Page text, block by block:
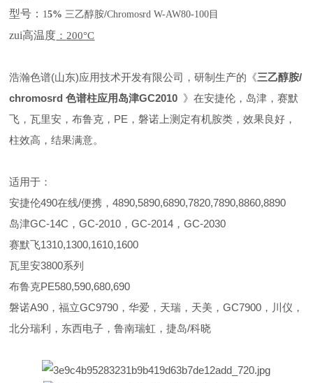
型号： 15%三乙醇胺/Chromosrd W-AW80-100目
zui高温度 ： 200°C
浩瀚色谱(山东)应用技术开发有限公司，研制生产的《三乙醇胺/
chromosrd 色谱柱应用岛津GC2010 》在安捷伦，岛津，赛默
飞，瓦里安，布鲁克，PE，磐诺上测定有机胺类，效果良好，
柱效高，结果满意。
适用于：
安捷伦490在线/便携，4890,5890,6890,7820,7890,8860,8890
岛津GC-14C，GC-2010，GC-2014，GC-2030
赛默飞1310,1300,1610,1600
瓦里安3800系列
布鲁克PE580,590,680,690
磐诺A90，福立GC9790，华爱，天瑞，天美，GC7900，川仪，
北分瑞利，东西电子，鲁南瑞虹，捷岛/科晓